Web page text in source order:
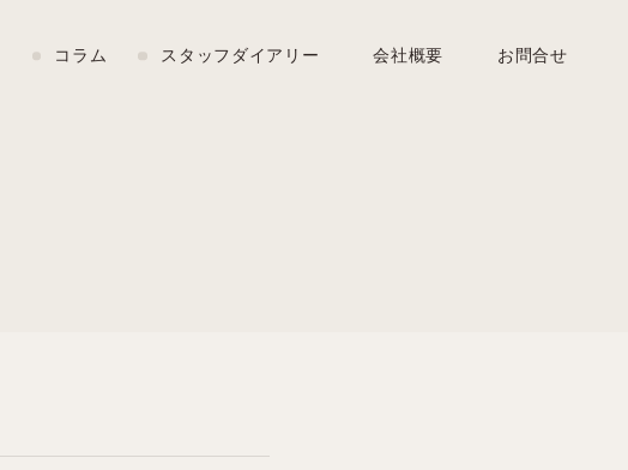
コラム スタッフダイアリー 会社概要 お問合せ